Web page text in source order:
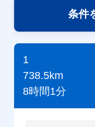
条件
1
738.5km
8時間1分